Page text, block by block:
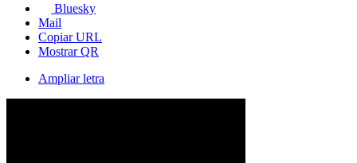
Bluesky
Mail
Copiar URL
Mostrar QR
Ampliar letra